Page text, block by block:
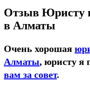
Отзыв Юристу
в Алматы
Очень хорошая
Алматы, юристу я
вам за совет.